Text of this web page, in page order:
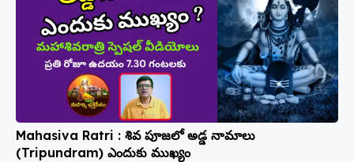
Mahasiva Ratri : శివ పూజలో అడ్డ నామాలు
(Tripundram) ఎందుకు ముఖ్యం